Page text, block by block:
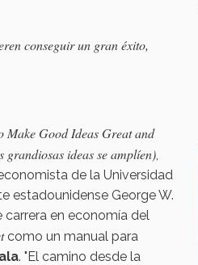
conseguir un gran éxito,
Make Good Ideas Great and
grandiosas ideas se amplíen),
de la Universidad
estadounidense George W.
en economía del
como un manual para
. "El camino desde la